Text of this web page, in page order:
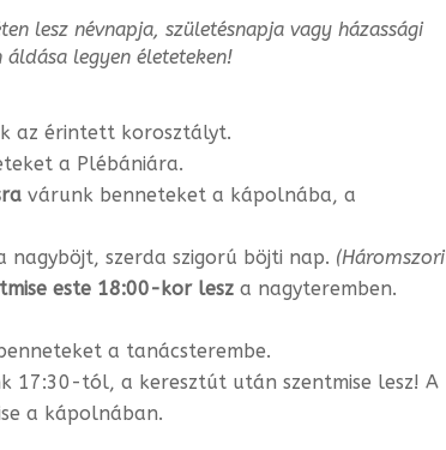
lesz névnapja, születésnapja vagyházassági
legyen életeteken!
az érintett korosztályt.
a Plébániára.
várunk benneteket a kápolnába, a
nagyböjt, szerda szigorú böjti nap. (Háromszori
este 18:00-kor lesza nagyteremben.
a tanácsterembe.
17:30-tól, a keresztút után szentmise lesz! A
a kápolnában.